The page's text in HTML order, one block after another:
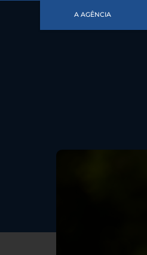
A AGÊNCIA